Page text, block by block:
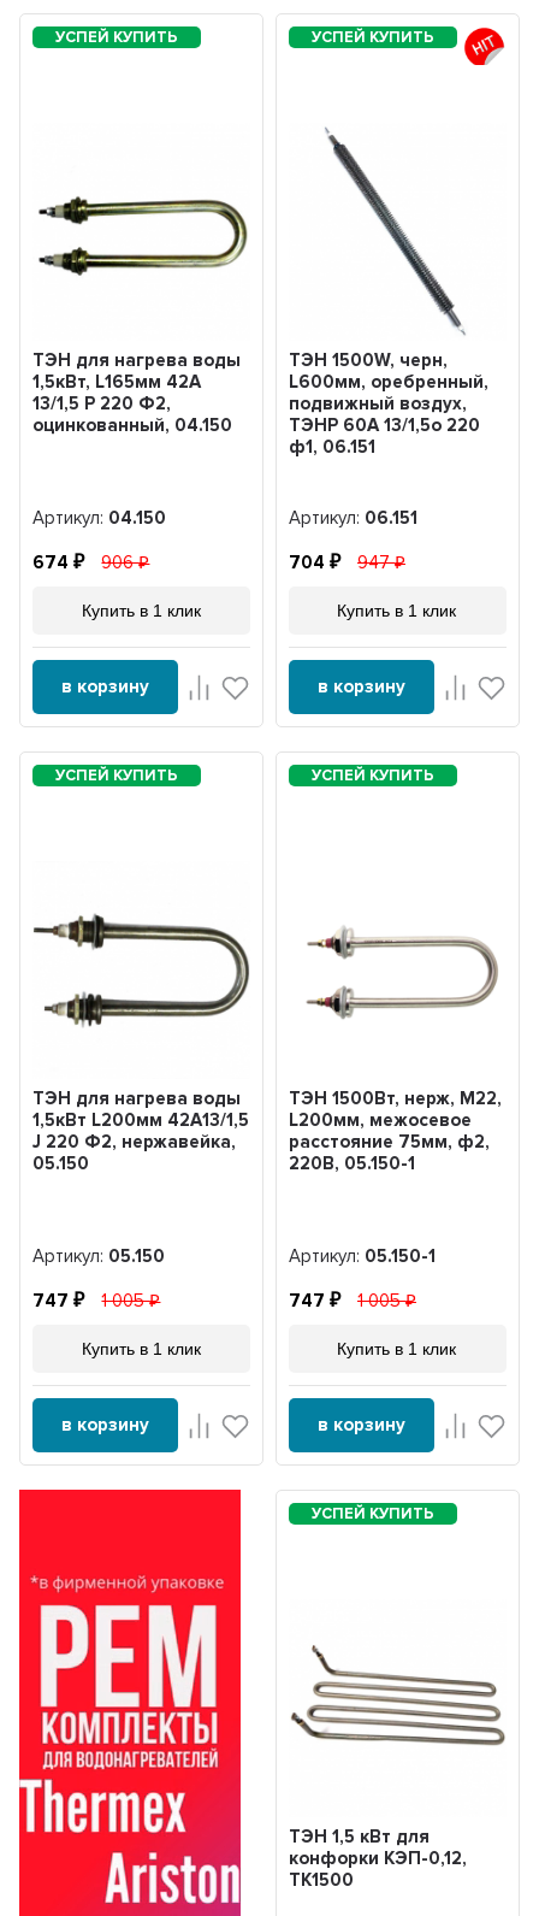
ТЭН для нагрева воды
1,5кВт, L165мм 42A
13/1,5 P 220 Ф2,
оцинкованный, 04.150
Артикул: 04.150
674 906
Купить в 1 клик
в корзину
ТЭН 1500W, черн,
L600мм, оребренный,
подвижный воздух,
ТЭНР 60А 13/1,5о 220
ф1, 06.151
Артикул: 06.151
704 947
Купить в 1 клик
в корзину
ТЭН для нагрева воды
1,5кВт L200мм 42A13/1,5
J 220 Ф2, нержавейка,
05.150
Артикул: 05.150
747 1 005
Купить в 1 клик
в корзину
ТЭН 1500Вт, нерж, М22,
L200мм, межосевое
расстояние 75мм, ф2,
220В, 05.150-1
Артикул: 05.150-1
747 1 005
Купить в 1 клик
в корзину
ТЭН 1,5 кВт для
конфорки КЭП-0,12,
ТК1500